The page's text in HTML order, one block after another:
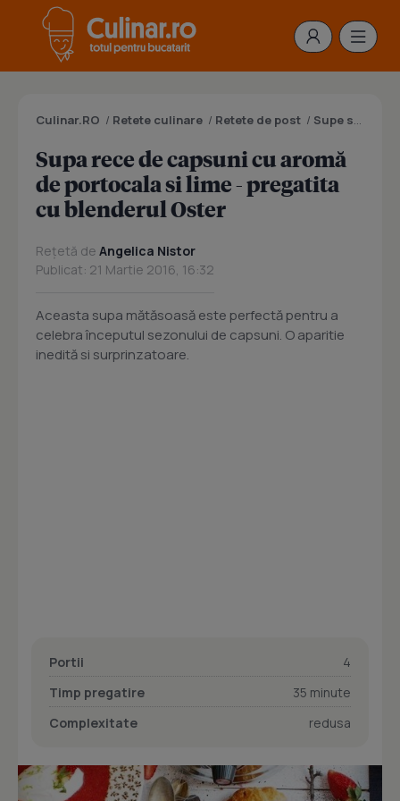
Culinar.RO / Retete culinare / Retete de post / Supe si ciorbe de post
Supa rece de capsuni cu aromă
de portocala si lime - pregatita
cu blenderul Oster
Rețetă de Angelica Nistor
Publicat: 21 Martie 2016, 16:32
Aceasta supa mătăsoasă este perfectă pentru a
celebra începutul sezonului de capsuni. O aparitie
inedită si surprinzatoare.
Portii
4
Timp pregatire
35 minute
Complexitate
redusa